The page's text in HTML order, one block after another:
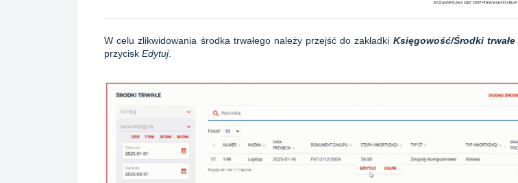
W celu zlikwidowania środka trwałego należy przejść do zakładki Księgowość/Środki trwałe
przycisk Edytuj.